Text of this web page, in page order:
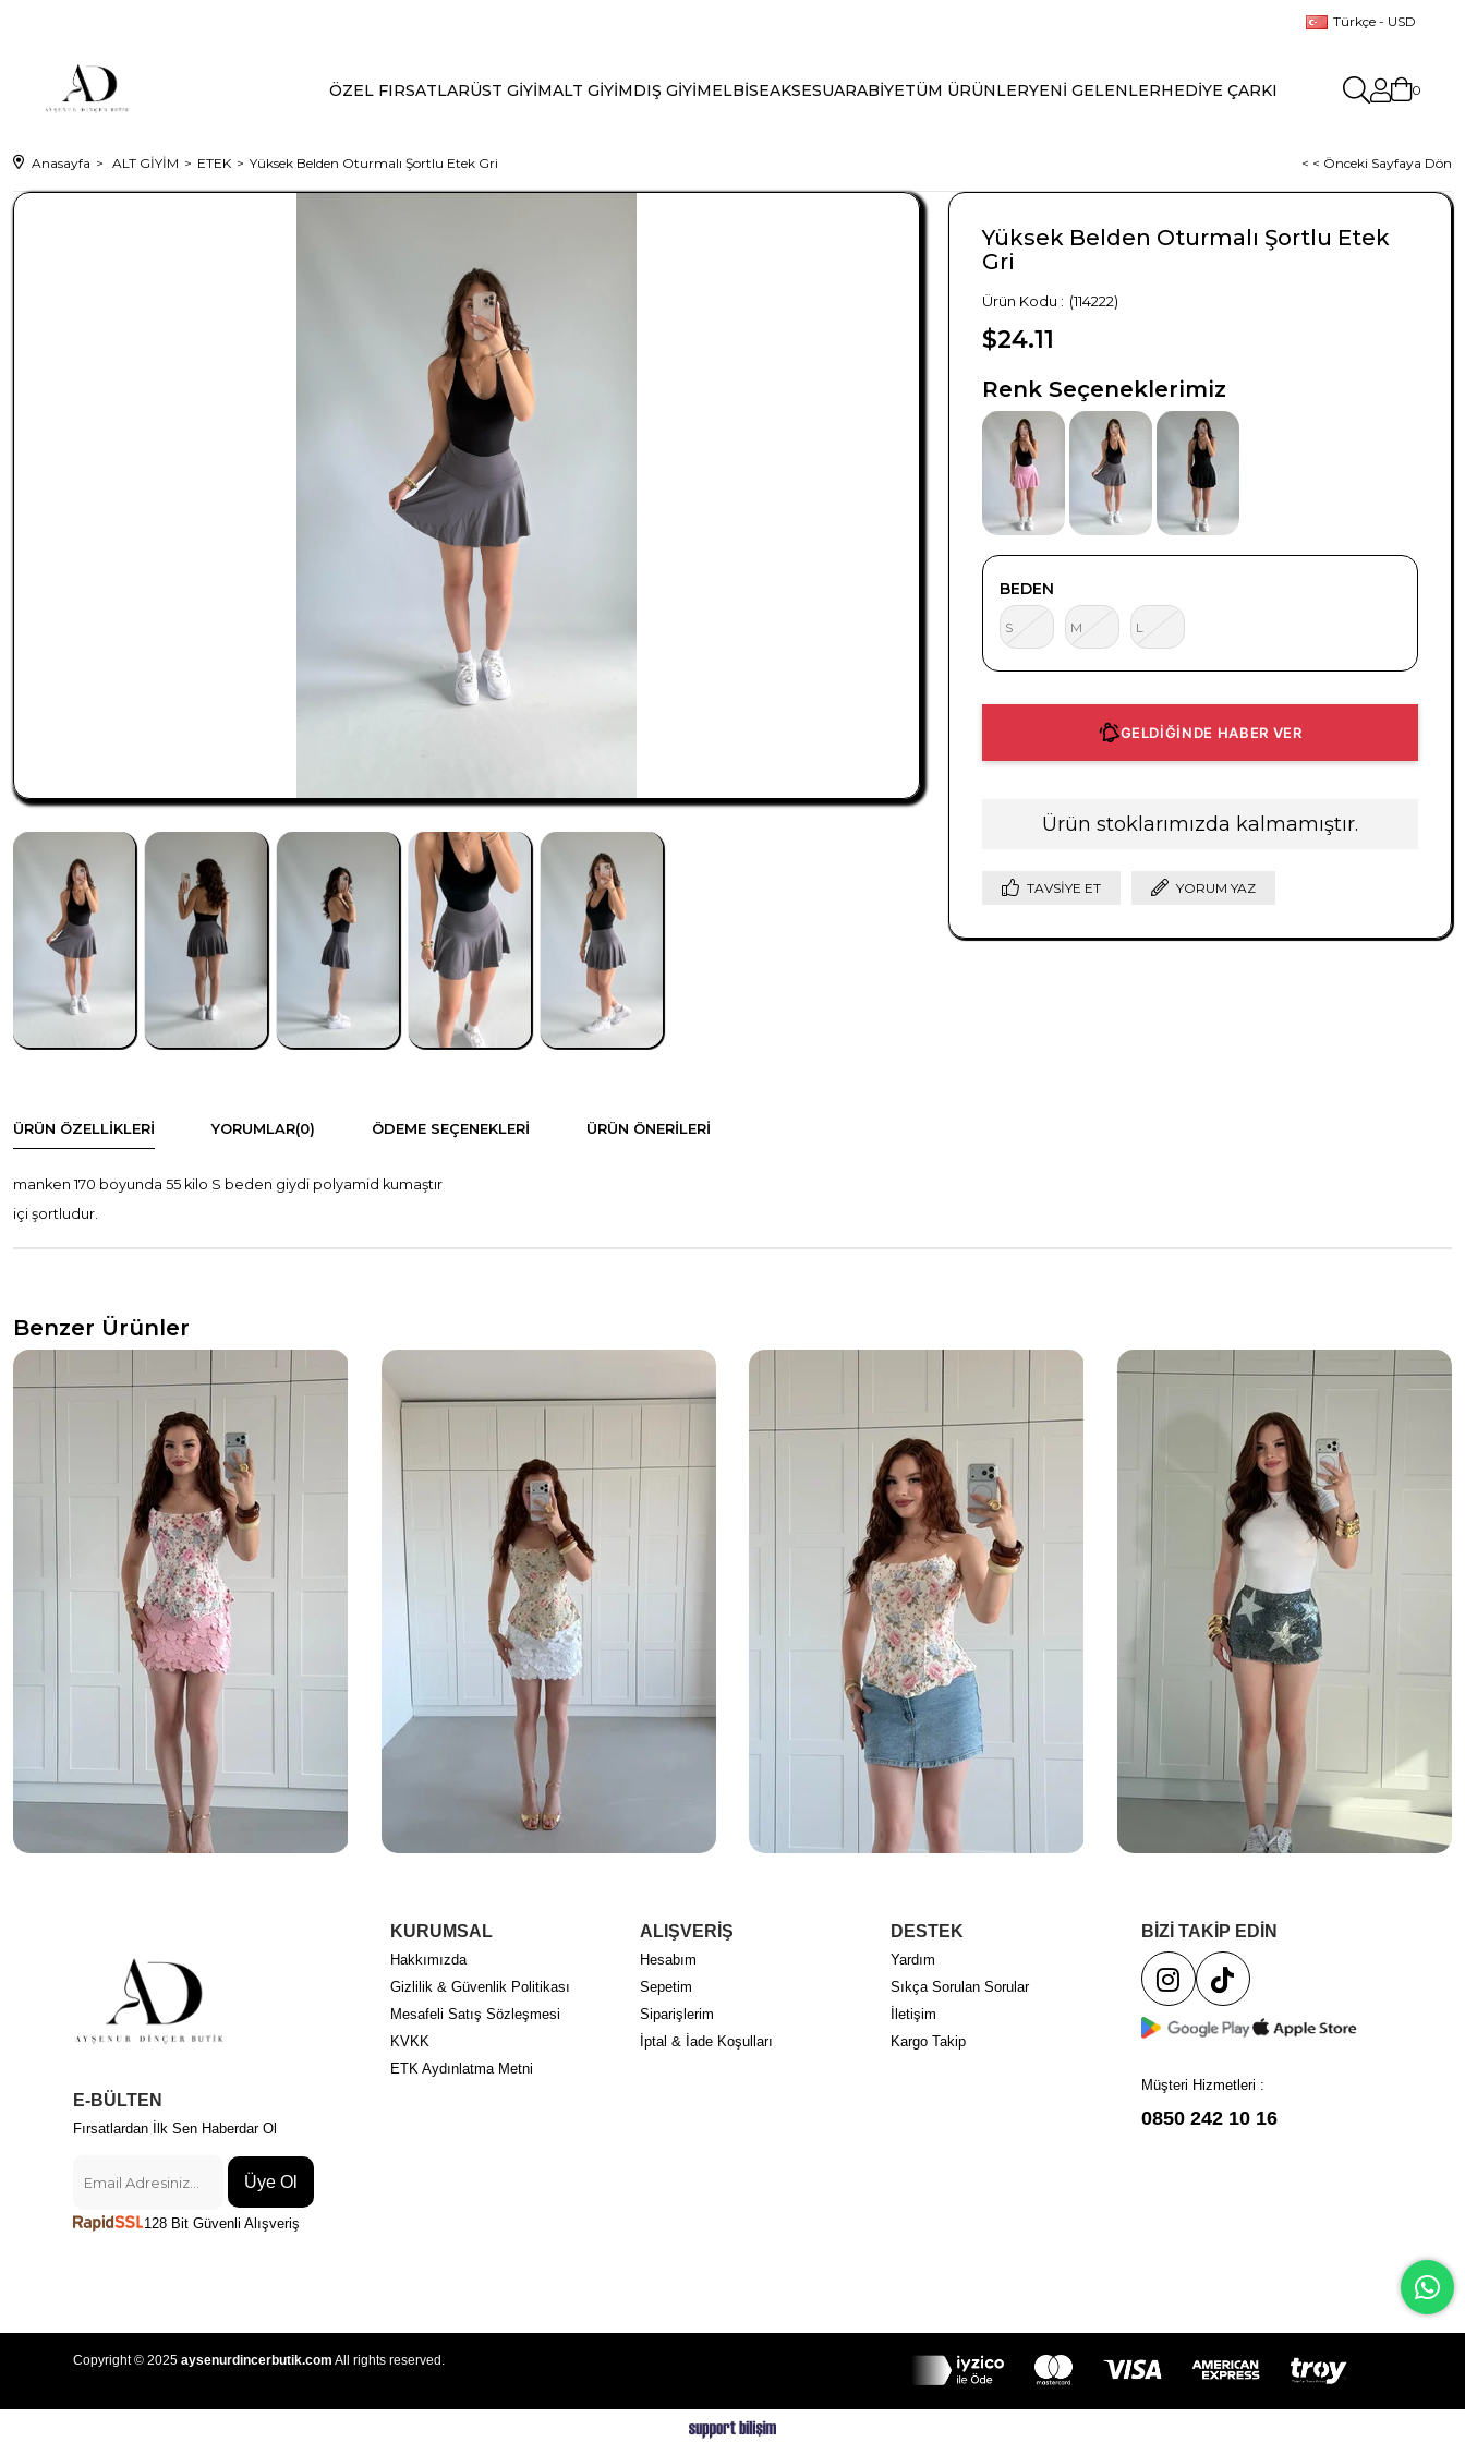
Türkçe - USD
ÖZEL FIRSATLARÜST GİYİMALT GİYİMDIŞ GİYİMELBİSEAKSESUARABİYETÜM ÜRÜNLERYENİ GELENLERHEDİYE ÇARKI 0
Anasayfa ALT GİYİM ETEK Yüksek Belden Oturmalı Şortlu Etek Gri < < Önceki Sayfaya Dön
Yüksek Belden Oturmalı Şortlu Etek
Gri
(114222)
$24.11
Renk Seçeneklerimiz
BEDEN
S M L
GELDİĞİNDE HABER VER
Ürün stoklarımızda kalmamıştır.
TAVSIYE ET YORUM YAZ
ÜRÜN ÖZELLIKLERI YORUMLAR(0) ÖDEME SEÇENEKLERI ÜRÜN ÖNERILERI
manken 170 boyunda 55 kilo S beden giydi polyamid kumaştır
içi şortludur.
Benzer Ürünler
E-BÜLTEN
Fırsatlardan İlk Sen Haberdar Ol
Üye Ol
128 Bit Güvenli Alışveriş
KURUMSAL
Hakkımızda
Gizlilik & Güvenlik Politikası
Mesafeli Satış Sözleşmesi
KVKK
ETK Aydınlatma Metni
ALIŞVERİŞ
Hesabım
Sepetim
Siparişlerim
İptal & İade Koşulları
DESTEK
Yardım
Sıkça Sorulan Sorular
İletişim
Kargo Takip
BİZİ TAKİP EDİN
Müşteri Hizmetleri :
0850 242 10 16
Copyright © 2025aysenurdincerbutik.com All rights reserved.